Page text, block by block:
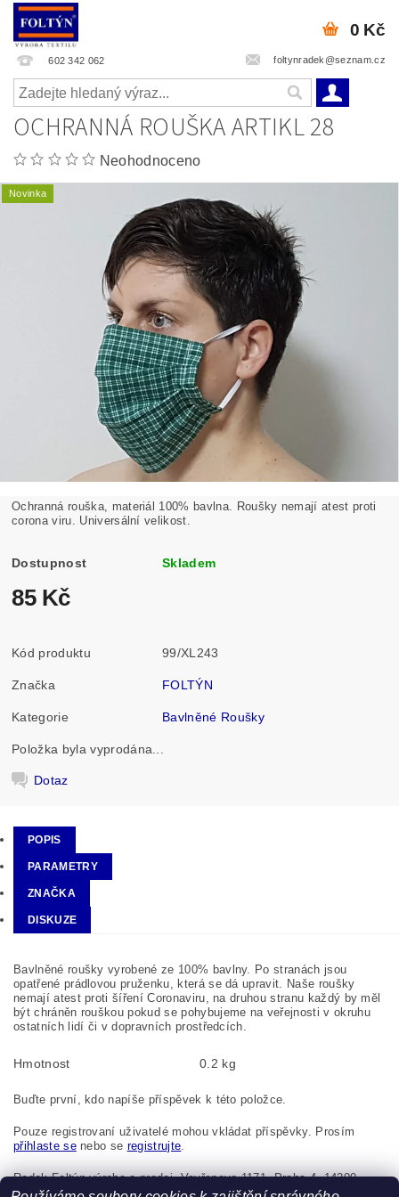
602 342 062 foltynradek@seznam.cz
0 Kč
OCHRANNÁ ROUŠKA ARTIKL 28
Neohodnoceno
Novinka
Ochranná rouška, materiál 100% bavlna. Roušky nemají atest proti
corona viru. Universální velikost.
Dostupnost Skladem
85 Kč
Kód produktu 99/XL243
Značka FOLTÝN
Kategorie Bavlněné Roušky
Položka byla vyprodána...
Dotaz
POPIS
PARAMETRY
ZNAČKA
DISKUZE
Bavlněné roušky vyrobené ze 100% bavlny. Po stranách jsou
opatřené prádlovou pruženku, která se dá upravit. Naše roušky
nemají atest proti šířeníCoronaviru, na druhou stranu každý by měl
být chráněn rouškou pokud se pohybujeme na veřejnosti v okruhu
ostatních lidí či v dopravních prostředcích.
Hmotnost 0.2 kg
Buďte první, kdo napíše příspěvek k této položce.
Pouze registrovaní uživatelé mohou vkládat příspěvky. Prosím
přihlaste senebo se registrujte.
Radek Foltýn výroba a prodej, Vavřenova 1171, Praha 4, 14200,
Česká republika, foltynradek@seznam.cz